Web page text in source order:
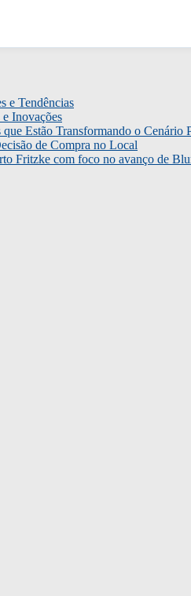
e Tendências
Inovações
Estão Transformando o Cenário
de Compra no Local
Fritzke com foco no avanço de